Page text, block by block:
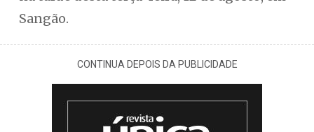
Sangão.
CONTINUA DEPOIS DA PUBLICIDADE